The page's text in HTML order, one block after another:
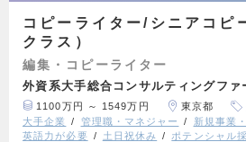
コピーライター/シニアコピ
クラス）
編集・コピーライター
外資系大手総合コンサルティングファ
1100万円 ～ 1549万円 東京都
大手企業
管理職・マネジャー 新規事業
英語力が必要
土日祝休み ポテンシャル